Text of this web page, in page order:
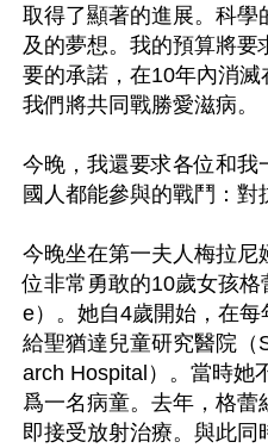
取得了顯著的進展。科學
及的夢想。我的預算將
要的承諾，在10年內消滅
我們將共同戰勝愛滋病。
今晚，我還要求各位和我
國人都能參與的戰鬥：對
今晚坐在第一夫人梅拉尼
位非常勇敢的10歲女孩格
e）。她自4歲開始，在
給聖猶達兒童研究醫院（
arch Hospital）。當時她
爲一名病童。去年，格蕾
即接受放射治療。與此同